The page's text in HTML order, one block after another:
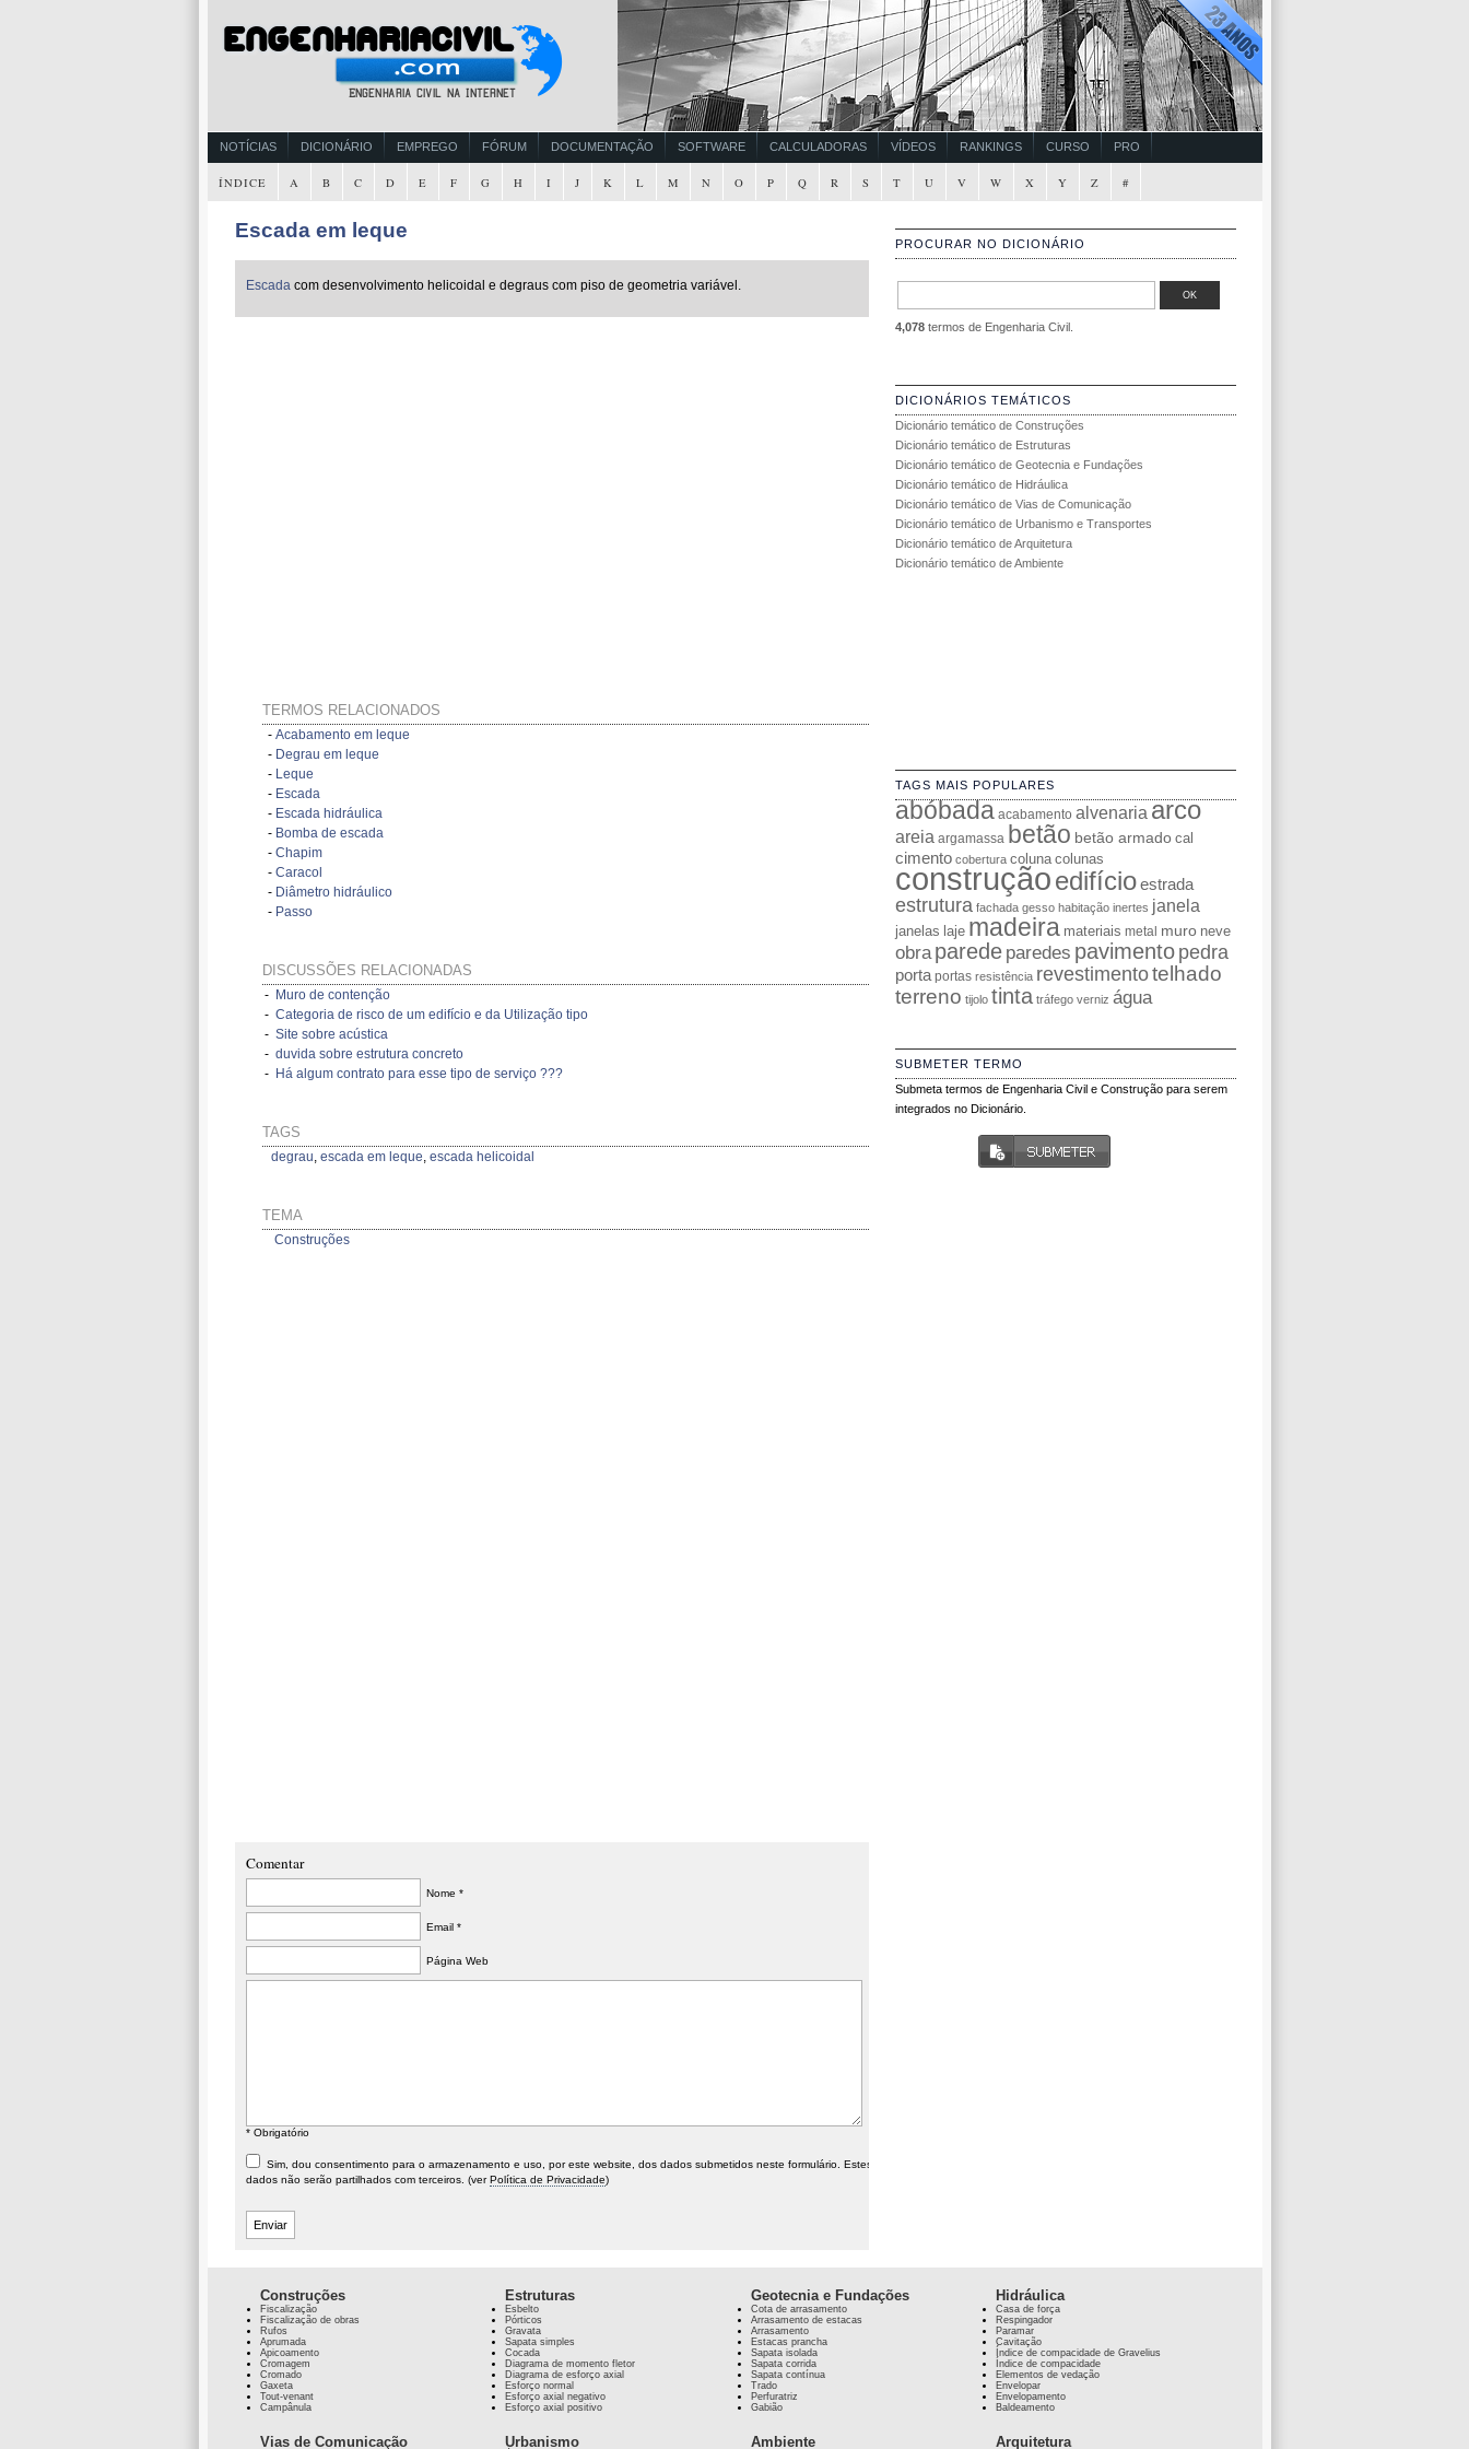
NOTÍCIAS DICIONÁRIO EMPREGO FÓRUM DOCUMENTAÇÃO SOFTWARE CALCULADORAS VÍDEOS RANKINGS CURSO PRO
ÍNDICE A B C D E F G H I J K L M N O P Q R S T U V W X Y Z #
Escada em leque
Escada com desenvolvimento helicoidal e degraus com piso de geometria variável.
TERMOS RELACIONADOS
- Acabamento em leque
- Degrau em leque
- Leque
- Escada
- Escada hidráulica
- Bomba de escada
- Chapim
- Caracol
- Diâmetro hidráulico
- Passo
DISCUSSÕES RELACIONADAS
- Muro de contenção
- Categoria de risco de um edifício e da Utilização tipo
- Site sobre acústica
- duvida sobre estrutura concreto
- Há algum contrato para esse tipo de serviço ???
TAGS
degrau escada em leque escada helicoidal
TEMA
Construções
Comentar
Nome *
Email *
Página Web
* Obrigatório
Sim, dou consentimento para o armazenamento e uso, por este website, dos dados submetidos neste formulário. Estes
dados não serão partilhados com terceiros. (verPolítica de Privacidade)
PROCURAR NO DICIONÁRIO
4,078termos de Engenharia Civil.
DICIONÁRIOS TEMÁTICOS
Dicionário temático de Construções
Dicionário temático de Estruturas
Dicionário temático de Geotecnia e Fundações
Dicionário temático de Hidráulica
Dicionário temático de Vias de Comunicação
Dicionário temático de Urbanismo e Transportes
Dicionário temático de Arquitetura
Dicionário temático de Ambiente
TAGS MAIS POPULARES
abóbada acabamento alvenariaarco
areia argamassa betão betão armado cal
cimento cobertura coluna colunas
construçãoedifício estrada
estrutura fachada gesso habitação inertes janela
janelas laje madeira materiais metal muro neve
obra parede paredes pavimento pedra
porta portas resistência revestimentotelhado
terreno tijolo tinta tráfego verniz água
SUBMETER TERMO
Submeta termos de Engenharia Civil e Construção para serem
integrados no Dicionário.
Construções
Fiscalização
Fiscalização de obras
Rufos
Aprumada
Apicoamento
Cromagem
Cromado
Gaxeta
Tout-venant
Campânula
Estruturas
Esbelto
Pórticos
Gravata
Sapata simples
Cocada
Diagrama de momento fletor
Diagrama de esforço axial
Esforço normal
Esforço axial negativo
Esforço axial positivo
Geotecnia e Fundações
Cota de arrasamento
Arrasamento de estacas
Arrasamento
Estacas prancha
Sapata isolada
Sapata corrida
Sapata contínua
Trado
Perfuratriz
Gabião
Hidráulica
Casa de força
Respingador
Paramar
Cavitação
Índice de compacidade de Gravelius
Índice de compacidade
Elementos de vedação
Envelopar
Envelopamento
Baldeamento
Vias de Comunicação Urbanismo Ambiente Arquitetura